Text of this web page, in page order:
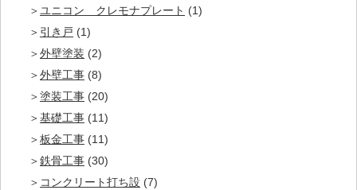
ユニコン クレモナプレート (1)
引き戸 (1)
外壁塗装 (2)
外壁工事 (8)
塗装工事 (20)
基礎工事 (11)
板金工事 (11)
鉄骨工事 (30)
コンクリート打ち設 (7)